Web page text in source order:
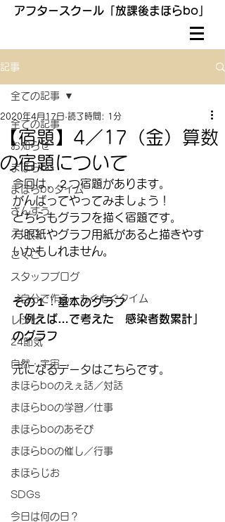
アフタースクール「放課後まほらbo」
記事
全ての記事
お知らせ
まほらbo
まほらboタイム
さんすう
えいご
こくご
スタッフブログ
〝自分で作る〟もぐもぐタイム
レシピ
24節気
自然・宇宙
まほらboのえぇ話／対話
まほらboの学習／仕事
まほらboのあそび
まほらboの催し／行事
まほらじお
SDGs
今日は何の日？
全ての記事
【宿題】4／17（金）算数
の宿題について
2020年4月17日 読了時間: 1分
今回は、２つ宿題があります。
がんばってやってみましょう！
どちらもグラフを描く宿題です。
方眼紙やグラフ用紙があると描きやす
いかもしれません。
その１：基本のグラフ
「例えば…で考えた　感染者数累計」
のグラフ
元になるデータはこちらです。